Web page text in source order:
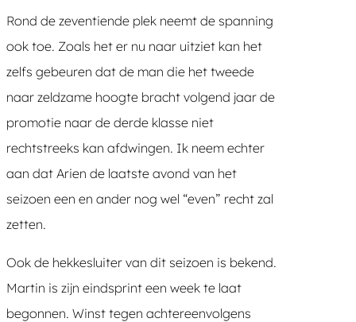
Rond de zeventiende plek neemt de spanning
ook toe. Zoals het er nu naar uitziet kan het
zelfs gebeuren dat de man die het tweede
naar zeldzame hoogte bracht volgend jaar de
promotie naar de derde klasse niet
rechtstreeks kan afdwingen. Ik neem echter
aan dat Arien de laatste avond van het
seizoen een en ander nog wel “even” recht zal
zetten.
Ook de hekkesluiter van dit seizoen is bekend.
Martin is zijn eindsprint een week te laat
begonnen. Winst tegen achtereenvolgens